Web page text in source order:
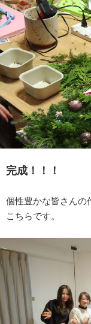
完成！！！
個性豊かな皆さんの
こちらです。